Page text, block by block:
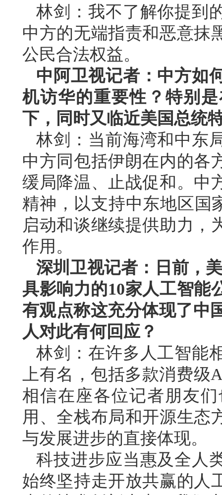
林剑：我不了解你提到
中方的无端指责和恶意抹
公民合法权益。
中阿卫视记者：中方如
机访华的重要性？特别
下，同时又临近美国总统
林剑：当前海湾和中东
中方同包括伊朗在内的各
缓局降温、止战促和。中
精神，以支持中东地区国
启动和谈继续提供助力，
作用。
深圳卫视记者：日前，
具影响力的10家人工智能
有观点称这充分体现了中
人对此有何回应？
林剑：在许多人工智能
上有名，包括多款消费
相信在座各位记者朋友
用、全栈布局和开源生态
与发展进步的直接体现。
科技进步应当惠及全人
始终坚持走开放共赢的人